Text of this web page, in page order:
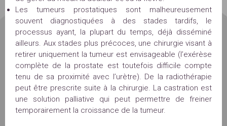
Les tumeurs prostatiques sont malheureusement
souvent diagnostiquées à des stades tardifs, le
processus ayant, la plupart du temps, déjà disséminé
ailleurs. Aux stades plus précoces, une chirurgie visant à
retirer uniquement la tumeur est envisageable (l’exérèse
complète de la prostate est toutefois difficile compte
tenu de sa proximité avec l’urètre). De la radiothérapie
peut être prescrite suite à la chirurgie. La castration est
une solution palliative qui peut permettre de freiner
temporairement la croissance de la tumeur.